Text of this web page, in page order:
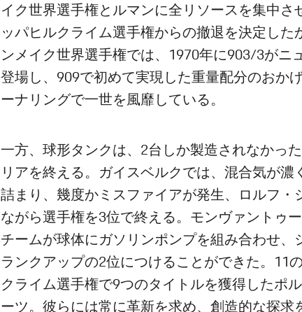
イク世界選手権とルマンに全リソースを集中さ
ッパヒルクライム選手権からの撤退を決定した
ンメイク世界選手権では、1970年に903/3がニ
登場し、909で初めて実現した重量配分のおか
ーナリングで一世を風靡している。
一方、球形タンクは、2台しか製造されなかっ
リアを終える。ガイスベルクでは、混合気が濃
詰まり、幾度かミスファイアが発生、ロルフ・
ながら選手権を3位で終える。モンヴァントゥ
チームが球体にガソリンポンプを組み合わせ、
ランクアップの2位につけることができた。11
クライム選手権で9つのタイトルを獲得したポ
ーツ。彼らには常に革新を求め、創造的な探求